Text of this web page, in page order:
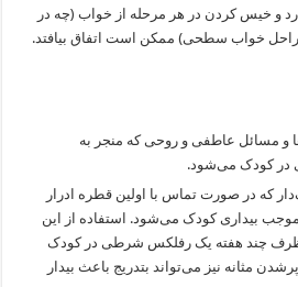
و خیس کردن در هر مرحله از خواب (چه در
خواب سطحی) ممکن است اتفاق بیافتد.
و مسائل عاطفی و روحی که منجر به
در کودک می‌شود.
که در صورت تماس با اولین قطره ادرار
بیداری کودک می‌شود. استفاده از این
چند هفته یک رفلکس شرطی در کودک
مثانه نیز می‌تواند بتدریج باعث بیدار